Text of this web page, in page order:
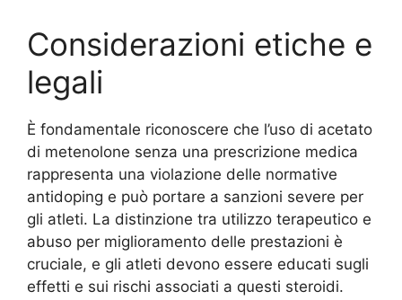
Considerazioni etiche e
legali
È fondamentale riconoscere che l’uso di acetato
di metenolone senza una prescrizione medica
rappresenta una violazione delle normative
antidoping e può portare a sanzioni severe per
gli atleti. La distinzione tra utilizzo terapeutico e
abuso per miglioramento delle prestazioni è
cruciale, e gli atleti devono essere educati sugli
effetti e sui rischi associati a questi steroidi.